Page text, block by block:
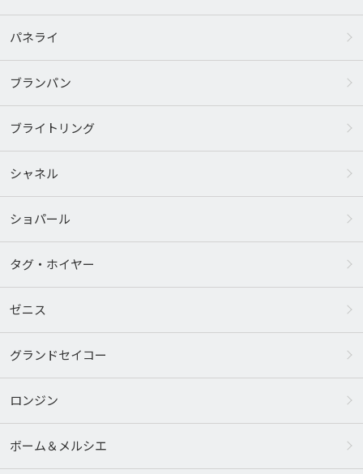
パネライ
ブランパン
ブライトリング
シャネル
ショパール
タグ・ホイヤー
ゼニス
グランドセイコー
ロンジン
ボーム＆メルシエ